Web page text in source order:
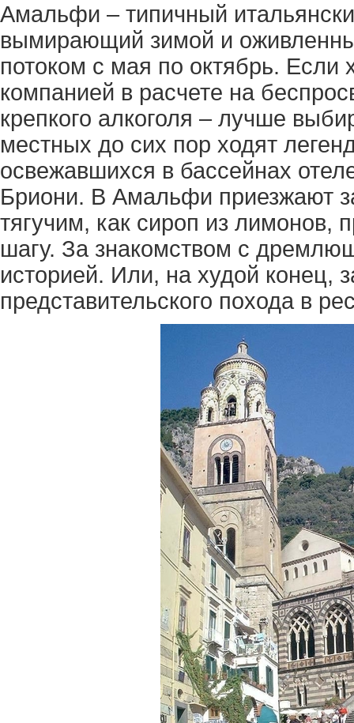
Амальфи – типичный
вымирающий зимой и
потоком с мая по октябрь. Если
компанией в расчете на
крепкого алкоголя – лучше
местных до сих пор ходят
освежавшихся в бассейнах
Бриони. В Амальфи приезжают
тягучим, как сироп из лимонов,
шагу. За знакомством с
историей. Или, на худой конец,
представительского похода в